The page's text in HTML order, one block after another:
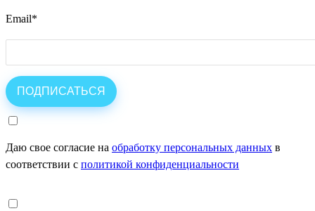
Email*
Даю свое согласие на обработку персональных данных в
соответствии с политикой конфиденциальности